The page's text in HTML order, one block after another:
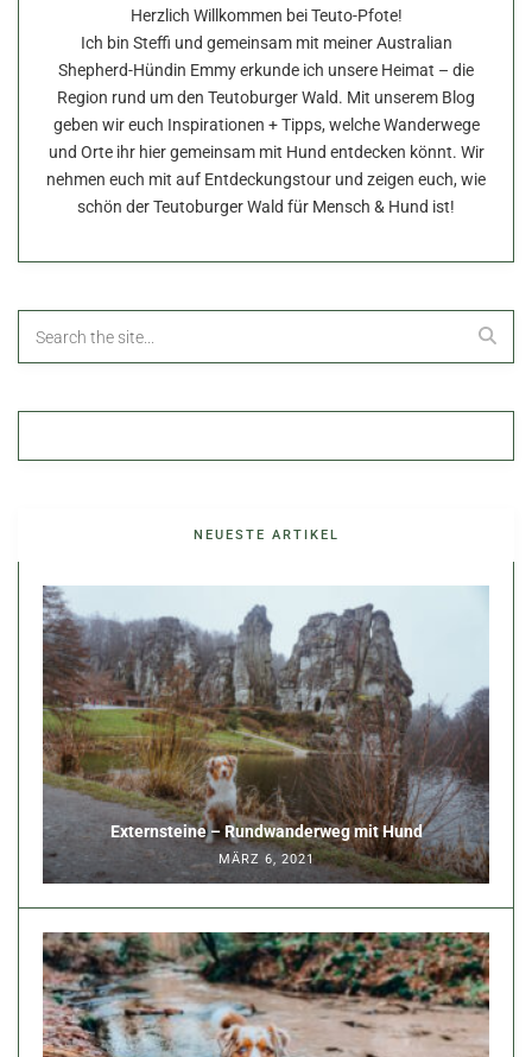
Herzlich Willkommen bei Teuto-Pfote!
Ich bin Steffi und gemeinsam mit meiner Australian
Shepherd-Hündin Emmy erkunde ich unsere Heimat – die
Region rund um den Teutoburger Wald. Mit unserem Blog
geben wir euch Inspirationen + Tipps, welche Wanderwege
und Orte ihr hier gemeinsam mit Hund entdecken könnt. Wir
nehmen euch mit auf Entdeckungstour und zeigen euch, wie
schön der Teutoburger Wald für Mensch & Hund ist!
NEUESTE ARTIKEL
Externsteine – Rundwanderweg mit Hund
MÄRZ 6, 2021